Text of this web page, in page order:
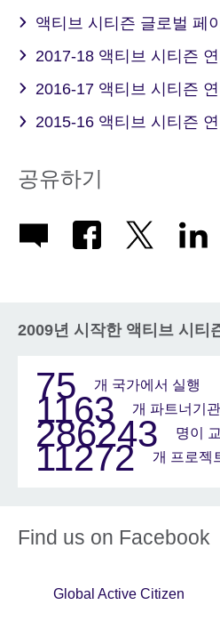
액티브 시티즌 글로벌 페
2017-18 액티브 시티즌
2016-17 액티브 시티즌
2015-16 액티브 시티즌
공유하기
2009년 시작한 액티브 시티
75 개 국가에서 실행
1163 개 파트너기
286243 명이
11272 개 프로젝
Find us on Facebook
Global Active Citizen